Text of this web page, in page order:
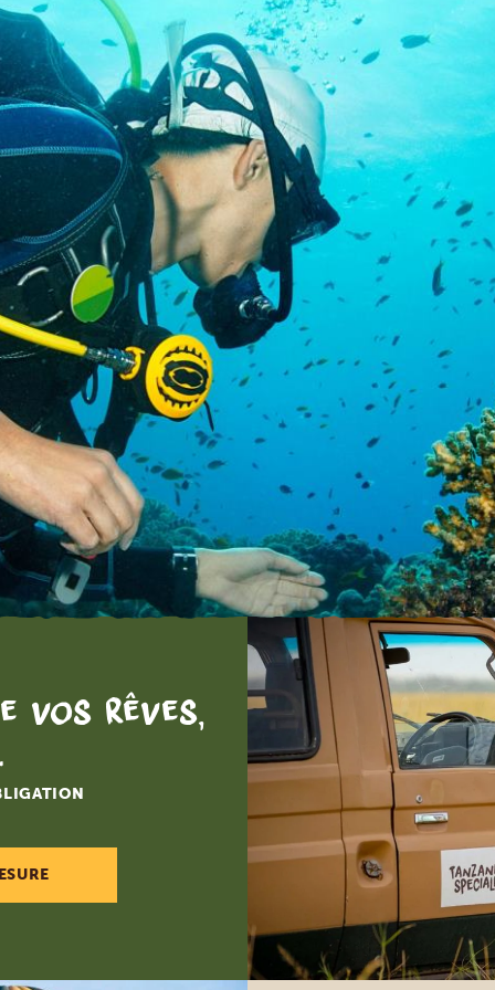
web utilise des cookies.
nous permettent de personnaliser le contenu et les annonces,
relatives aux médias sociaux et d'analyser notre trafic. Nous
également des informations sur l'utilisation de notre site avec nos
de médias sociaux, de publicité et d'analyse, qui peuvent
informations que vous leur avez fournies ou qu'ils ont
placés sur notre site web servent aussi à récolter des données
et mesurer l’efficacité de nos annonces. Pour en
de confidentialité de Google.
les détails Tout
vos rêves,